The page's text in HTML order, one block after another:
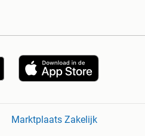
Marktplaats Zakelijk